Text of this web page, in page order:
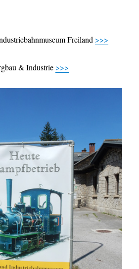
Freiland >>>
& Industrie >>>